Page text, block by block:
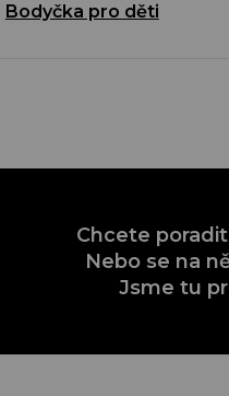
Bodyčka pro děti
Chcete
Nebo se na
Jsme tu